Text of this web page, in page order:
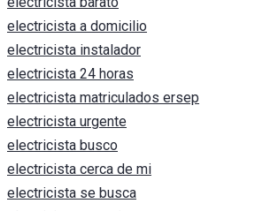
electricista a domicilio
electricista instalador
electricista 24 horas
electricista matriculados ersep
electricista urgente
electricista busco
electricista cerca de mi
electricista se busca